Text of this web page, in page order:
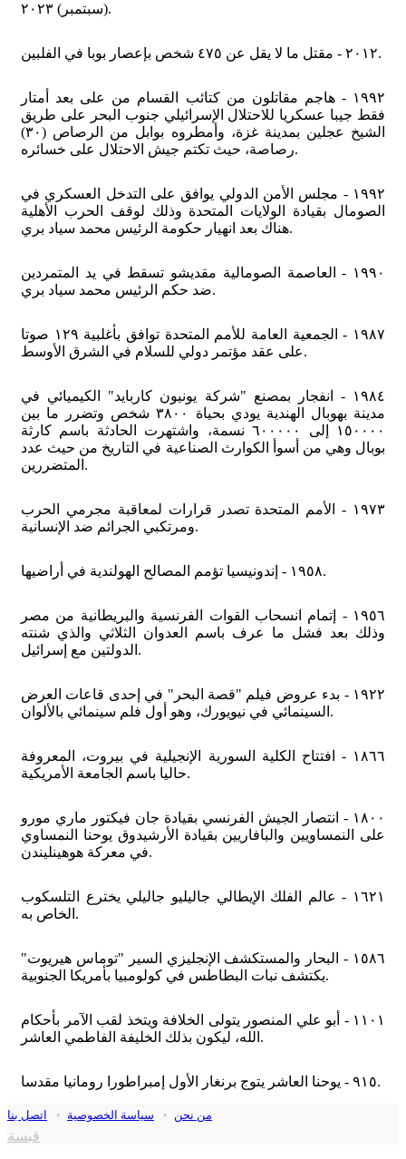
(سبتمبر) ٢٠٢٣.
٢٠١٢ - مقتل ما لا يقل عن ٤٧٥ شخص بإعصار بوبا في الفلبين.
١٩٩٢ - هاجم مقاتلون من كتائب القسام من على بعد أمتار
فقط جيبا عسكريا للاحتلال الإسرائيلي جنوب البحر على طريق
الشيخ عجلين بمدينة غزة، وأمطروه بوابل من الرصاص (٣٠)
رصاصة، حيث تكتم جيش الاحتلال على خسائره.
١٩٩٢ - مجلس الأمن الدولي يوافق على التدخل العسكري في
الصومال بقيادة الولايات المتحدة وذلك لوقف الحرب الأهلية
هناك بعد انهيار حكومة الرئيس محمد سياد بري.
١٩٩٠ - العاصمة الصومالية مقديشو تسقط في يد المتمردين
ضد حكم الرئيس محمد سياد بري.
١٩٨٧ - الجمعية العامة للأمم المتحدة توافق بأغلبية ١٢٩ صوتا
على عقد مؤتمر دولي للسلام في الشرق الأوسط.
١٩٨٤ - انفجار بمصنع "شركة يونيون كاربايد" الكيميائي في
مدينة بهوبال الهندية يودي بحياة ٣٨٠٠ شخص وتضرر ما بين
١٥٠٠٠٠ إلى ٦٠٠٠٠٠ نسمة، واشتهرت الحادثة باسم كارثة
بوبال وهي من أسوأ الكوارث الصناعية في التاريخ من حيث عدد
المتضررين.
١٩٧٣ - الأمم المتحدة تصدر قرارات لمعاقبة مجرمي الحرب
ومرتكبي الجرائم ضد الإنسانية.
١٩٥٨ - إندونيسيا تؤمم المصالح الهولندية في أراضيها.
١٩٥٦ - إتمام انسحاب القوات الفرنسية والبريطانية من مصر
وذلك بعد فشل ما عرف باسم العدوان الثلاثي والذي شنته
الدولتين مع إسرائيل.
١٩٢٢ - بدء عروض فيلم "قصة البحر" في إحدى قاعات العرض
السينمائي في نيويورك، وهو أول فلم سينمائي بالألوان.
١٨٦٦ - افتتاح الكلية السورية الإنجيلية في بيروت، المعروفة
حاليا باسم الجامعة الأمريكية.
١٨٠٠ - انتصار الجيش الفرنسي بقيادة جان فيكتور ماري مورو
على النمساويين والبافاريين بقيادة الأرشيدوق يوحنا النمساوي
في معركة هوهينليندن.
١٦٢١ - عالم الفلك الإيطالي جاليليو جاليلي يخترع التلسكوب
الخاص به.
١٥٨٦ - البحار والمستكشف الإنجليزي السير "توماس هيريوت"
يكتشف نبات البطاطس في كولومبيا بأمريكا الجنوبية.
١١٠١ - أبو علي المنصور يتولى الخلافة ويتخذ لقب الآمر بأحكام
الله، ليكون بذلك الخليفة الفاطمي العاشر.
٩١٥ - يوحنا العاشر يتوج برنغار الأول إمبراطورا رومانيا مقدسا.
من نحن • سياسة الخصوصية • اتصل بنا
قبسة